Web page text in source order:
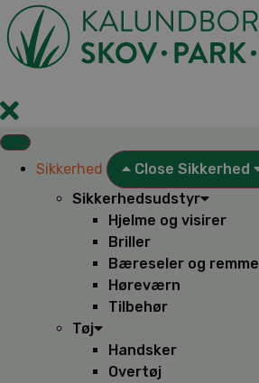
Videre
til
indhold
Sikkerhed Close Sikkerhed
Sikkerhedsudstyr
Hjelme og visirer
Briller
Bæreseler og remme
Høreværn
Tilbehør
Tøj
Handsker
Overtøj